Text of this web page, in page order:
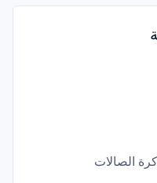
الصالات